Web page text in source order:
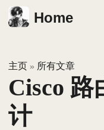
Home
主页 » 所有文章
Cisco
计